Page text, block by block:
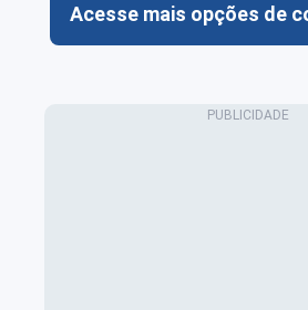
Acesse mais opções de